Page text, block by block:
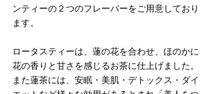
ンティーの２つのフレーバーをご用意しており
ます。
ロータスティーは、蓮の花を合わせ、ほのかに
花の香りと甘さを感じるお茶に仕上げました。
また蓮茶には、安眠・美肌・デトックス・ダイ